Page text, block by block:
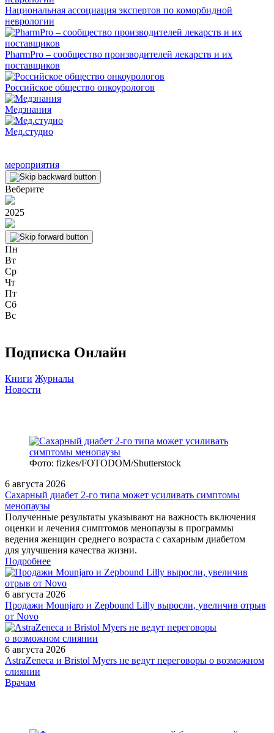
Национальная ассоциация экспертов по коморбидной
неврологии
PharmPro – сообщество производителей лекарств и их
поставщиков
Российское общество онкоурологов
Медзнания
Мед.студио
мероприятия
Веберите
2025
Пн
Вт
Ср
Чт
Пт
Сб
Вс
Подписка Онлайн
Книги Журналы
Новости
Фото: fizkes/FOTODOM/Shutterstock
6 августа 2026
Сахарный диабет 2‑го типа может усиливать симптомы
менопаузы
Полученные результаты указывают на важность включения
оценки и лечения симптомов менопаузы в программы
ведения женщин среднего возраста с сахарным диабетом
для улучшения качества жизни.
Подробнее
6 августа 2026
Продажи Mounjaro и Zepbound Lilly выросли, увеличив отрыв
от Novo
6 августа 2026
AstraZeneca и Bristol Myers не ведут переговоры о возможном
слиянии
/measures/Vebinar-Izbrannye-voprosy-terapii-nekhodzhkinskikh/
Врачам